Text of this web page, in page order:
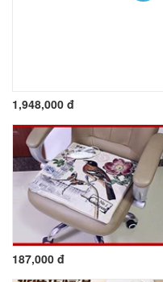
1,948,000 đ
187,000 đ